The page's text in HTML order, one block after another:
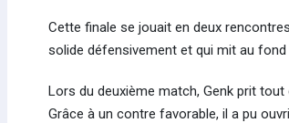
Cette finale se jouait en deux
solide défensivement et qui mit au fond
Lors du deuxième match, Genk prit
Grâce à un contre favorable, il a pu